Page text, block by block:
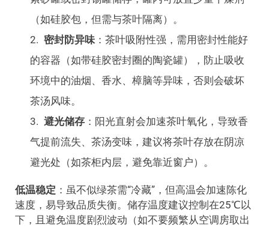
（如硅胶包，但需与茶叶隔离）。
密封防异味：茶叶吸附性强，需用密封性能好
的容器（如带硅胶密封圈的陶瓷罐），防止吸收
环境中的油烟、香水、樟脑等异味，否则会破坏
茶汤风味。
避光储存 ：阳光直射会加速茶叶氧化，导致香
气提前流失、茶汤变味，建议将茶叶存放在阴凉
避光处（如茶柜内层，避免靠近窗户）。
低温稳定 ：虽不似绿茶需“冷藏”，但高温会加速陈化
速度，易导致品质失衡。储存温度建议控制在25℃以
下，且避免温度剧烈波动（如不要频繁从空调房取出